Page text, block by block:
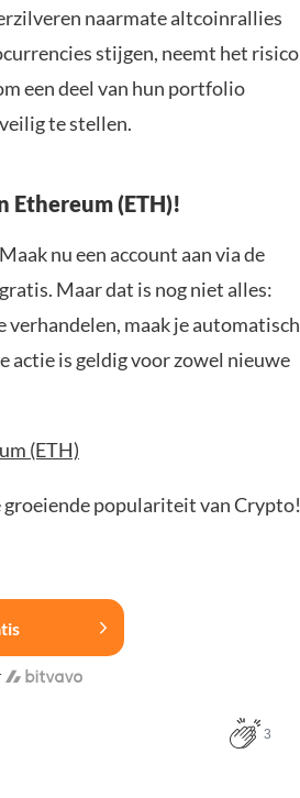
naarmate altcoinrallies
stijgen, neemt het risico
een deel van hun portfolio
te stellen.
Ethereum (ETH)!
nu een account aan via de
Maar dat is nog niet alles:
verhandelen, maak je automatisch
actie is geldig voor zowel nieuwe
(ETH)
groeiende populariteit van Crypto!
3